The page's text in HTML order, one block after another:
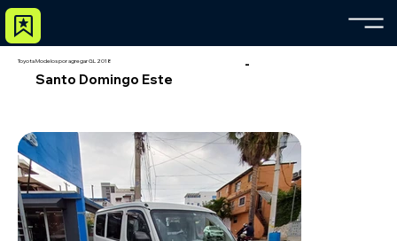
Toyota Modelos por agregar GL 2018
Santo Domingo Este
-